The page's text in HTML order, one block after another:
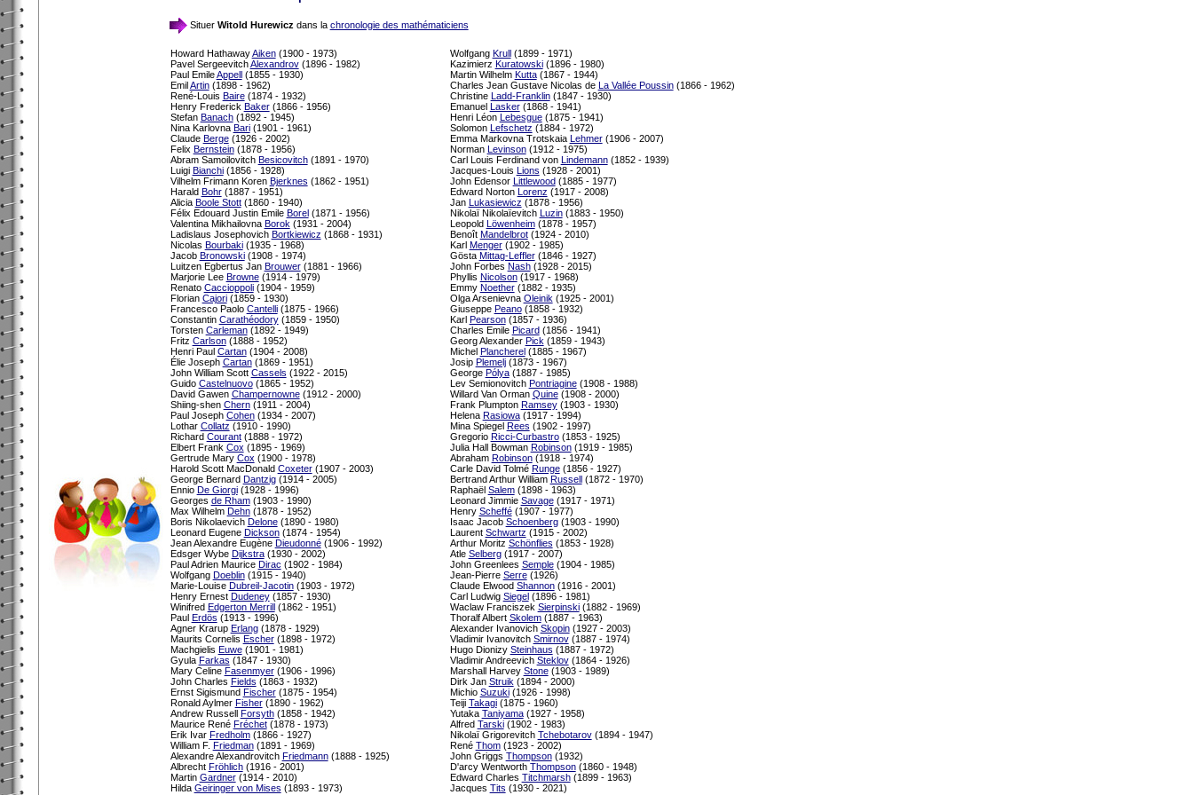
Situer Witold Hurewicz dans la chronologie des mathématiciens
Howard HathawayAiken(1900 - 1973)
Pavel SergeevitchAlexandrov(1896 - 1982)
Paul EmileAppell(1855 - 1930)
EmilArtin(1898 - 1962)
René-Louis Baire(1874 - 1932)
Henry Frederick Baker(1866 - 1956)
Stefan Banach(1892 - 1945)
Nina Karlovna Bari(1901 - 1961)
Claude Berge(1926 - 2002)
Felix Bernstein(1878 - 1956)
Abram Samoilovitch Besicovitch(1891 - 1970)
Luigi Bianchi(1856 - 1928)
Vilhelm Frimann Koren Bjerknes (1862 - 1951)
Harald Bohr(1887 - 1951)
Alicia Boole Stott(1860 - 1940)
Félix Edouard Justin Emile Borel(1871 - 1956)
Valentina Mikhailovna Borok (1931 - 2004)
Ladislaus Josephovich Bortkiewicz (1868 - 1931)
Nicolas Bourbaki(1935 - 1968)
Jacob Bronowski(1908 - 1974)
Luitzen Egbertus Jan Brouwer(1881 - 1966)
Marjorie Lee Browne(1914 - 1979)
Renato Caccioppoli(1904 - 1959)
Florian Cajori(1859 - 1930)
Francesco Paolo Cantelli(1875 - 1966)
Constantin Carathéodory(1859 - 1950)
Torsten Carleman(1892 - 1949)
Fritz Carlson(1888 - 1952)
Henri Paul Cartan(1904 - 2008)
Élie Joseph Cartan(1869 - 1951)
John William Scott Cassels (1922 - 2015)
Guido Castelnuovo(1865 - 1952)
David Gawen Champernowne(1912 - 2000)
Shiing-shen Chern(1911 - 2004)
Paul Joseph Cohen(1934 - 2007)
Lothar Collatz (1910 - 1990)
Richard Courant(1888 - 1972)
Elbert Frank Cox (1895 - 1969)
Gertrude Mary Cox (1900 - 1978)
Harold Scott MacDonald Coxeter(1907 - 2003)
George Bernard Dantzig(1914 - 2005)
Ennio De Giorgi(1928 - 1996)
Georges de Rham(1903 - 1990)
Max Wilhelm Dehn(1878 - 1952)
Boris Nikolaevich Delone(1890 - 1980)
Leonard Eugene Dickson(1874 - 1954)
Jean Alexandre Eugène Dieudonné(1906 - 1992)
Edsger Wybe Dijkstra(1930 - 2002)
Paul Adrien Maurice Dirac (1902 - 1984)
Wolfgang Doeblin(1915 - 1940)
Marie-Louise Dubreil-Jacotin(1903 - 1972)
Henry Ernest Dudeney(1857 - 1930)
Winifred Edgerton Merrill(1862 - 1951)
Paul Erdös (1913 - 1996)
Agner Krarup Erlang(1878 - 1929)
Maurits Cornelis Escher(1898 - 1972)
Machgielis Euwe(1901 - 1981)
Gyula Farkas (1847 - 1930)
Mary Celine Fasenmyer(1906 - 1996)
John Charles Fields (1863 - 1932)
Ernst Sigismund Fischer(1875 - 1954)
Ronald Aylmer Fisher(1890 - 1962)
Andrew Russell Forsyth(1858 - 1942)
Maurice René Fréchet(1878 - 1973)
Erik Ivar Fredholm(1866 - 1927)
William F. Friedman(1891 - 1969)
Alexandre Alexandrovitch Friedmann(1888 - 1925)
Albrecht Fröhlich(1916 - 2001)
Martin Gardner(1914 - 2010)
Hilda Geiringer von Mises (1893 - 1973)
Wolfgang Krull(1899 - 1971)
Kazimierz Kuratowski(1896 - 1980)
Martin Wilhelm Kutta(1867 - 1944)
Charles Jean Gustave Nicolas de La Vallée Poussin(1866 - 1962)
Christine Ladd-Franklin(1847 - 1930)
Emanuel Lasker(1868 - 1941)
Henri Léon Lebesgue(1875 - 1941)
Solomon Lefschetz (1884 - 1972)
Emma Markovna Trotskaia Lehmer(1906 - 2007)
Norman Levinson(1912 - 1975)
Carl Louis Ferdinand von Lindemann(1852 - 1939)
Jacques-Louis Lions (1928 - 2001)
John Edensor Littlewood(1885 - 1977)
Edward Norton Lorenz (1917 - 2008)
Jan Lukasiewicz (1878 - 1956)
Nikolaï Nikolaïevitch Luzin(1883 - 1950)
Leopold Löwenheim(1878 - 1957)
Benoît Mandelbrot(1924 - 2010)
Karl Menger(1902 - 1985)
Gösta Mittag-Leffler(1846 - 1927)
John Forbes Nash(1928 - 2015)
Phyllis Nicolson(1917 - 1968)
Emmy Noether(1882 - 1935)
Olga Arsenievna Oleinik (1925 - 2001)
Giuseppe Peano(1858 - 1932)
Karl Pearson(1857 - 1936)
Charles Emile Picard(1856 - 1941)
Georg Alexander Pick (1859 - 1943)
Michel Plancherel(1885 - 1967)
Josip Plemelj(1873 - 1967)
George Pólya(1887 - 1985)
Lev Semionovitch Pontriagine(1908 - 1988)
Willard Van Orman Quine(1908 - 2000)
Frank Plumpton Ramsey(1903 - 1930)
Helena Rasiowa(1917 - 1994)
Mina Spiegel Rees (1902 - 1997)
Gregorio Ricci-Curbastro(1853 - 1925)
Julia Hall Bowman Robinson(1919 - 1985)
Abraham Robinson(1918 - 1974)
Carle David Tolmé Runge(1856 - 1927)
Bertrand Arthur William Russell(1872 - 1970)
Raphaël Salem(1898 - 1963)
Leonard Jimmie Savage(1917 - 1971)
Henry Scheffé(1907 - 1977)
Isaac Jacob Schoenberg(1903 - 1990)
Laurent Schwartz (1915 - 2002)
Arthur Moritz Schönflies (1853 - 1928)
Atle Selberg(1917 - 2007)
John Greenlees Semple(1904 - 1985)
Jean-Pierre Serre(1926)
Claude Elwood Shannon(1916 - 2001)
Carl Ludwig Siegel(1896 - 1981)
Waclaw Franciszek Sierpinski(1882 - 1969)
Thoralf Albert Skolem(1887 - 1963)
Alexander Ivanovich Skopin(1927 - 2003)
Vladimir Ivanovitch Smirnov(1887 - 1974)
Hugo Dionizy Steinhaus (1887 - 1972)
Vladimir Andreevich Steklov(1864 - 1926)
Marshall Harvey Stone(1903 - 1989)
Dirk Jan Struik (1894 - 2000)
Michio Suzuki(1926 - 1998)
Teiji Takagi(1875 - 1960)
Yutaka Taniyama(1927 - 1958)
Alfred Tarski(1902 - 1983)
Nikolaï Grigorevitch Tchebotarov(1894 - 1947)
René Thom(1923 - 2002)
John Griggs Thompson(1932)
D'arcy Wentworth Thompson(1860 - 1948)
Edward Charles Titchmarsh(1899 - 1963)
Jacques Tits (1930 - 2021)